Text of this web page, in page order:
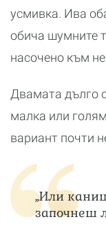
усмивка. Ива
обича шумните
насочено към
Двамата дълго
малка или
вариант почти
„Или
започнеш